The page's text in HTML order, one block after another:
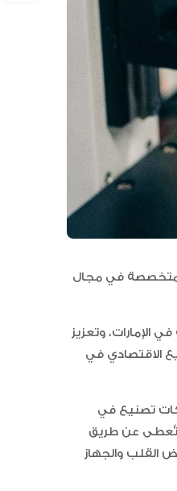
المتخصصة في مجال
الإمارات، وتعزيز
الاقتصادي في
تأسيسها في نوفمبر من عام 2020، على شركات تصنيع في
تُعطى عن طريق
القلب والجهاز
العلاقات الاقتصادية والاستثمارية بين